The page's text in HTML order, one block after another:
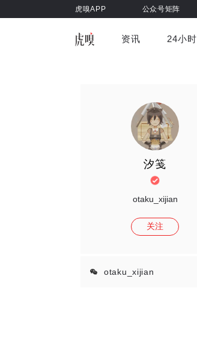
虎嗅APP 公众号矩阵
资讯 24小时
汐笺
otaku_xijian
关注
otaku_xijian